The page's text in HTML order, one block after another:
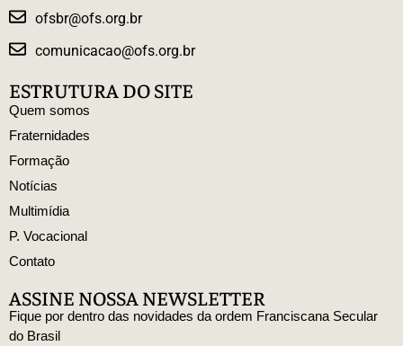
ofsbr@ofs.org.br
comunicacao@ofs.org.br
ESTRUTURA DO SITE
Quem somos
Fraternidades
Formação
Notícias
Multimídia
P. Vocacional
Contato
ASSINE NOSSA NEWSLETTER
Fique por dentro das novidades da ordem Franciscana Secular
do Brasil